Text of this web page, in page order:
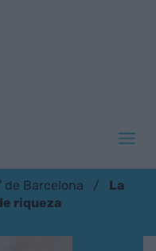
de Barcelona
La
riqueza